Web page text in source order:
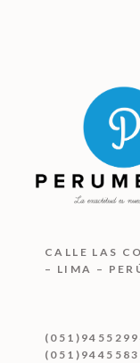
CALLE LAS
– LIMA –